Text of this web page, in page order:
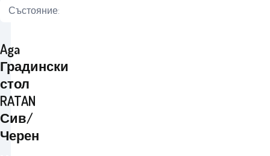
Aga
Градински
стол
RATAN
Сив/
Черен
Състояние: